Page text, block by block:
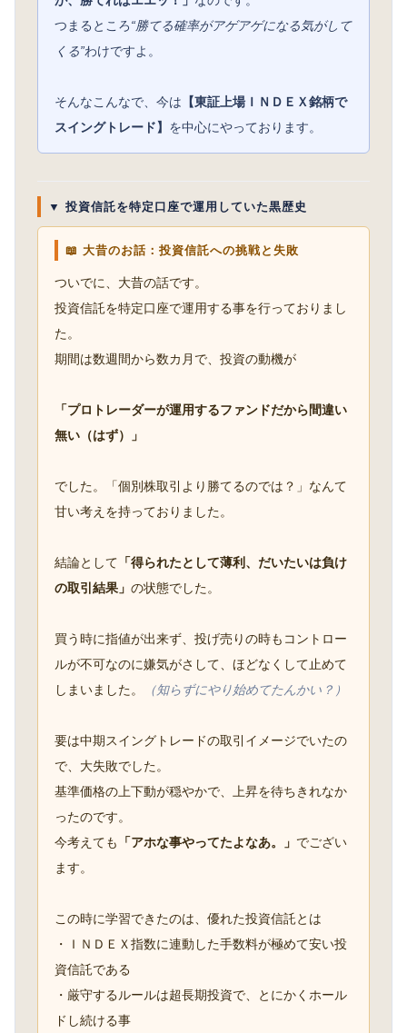
つまるところ“勝てる確率がアゲアゲになる気がして
くる”わけですよ。
そんなこんなで、今は 【東証上場ＩＮＤＥＸ銘柄で
スイングトレード】 を中心にやっております。
▼ 投資信託を特定口座で運用していた黒歴史
📖 大昔のお話：投資信託への挑戦と失敗
ついでに、大昔の話です。
投資信託を特定口座で運用する事を行っておりまし
た。
期間は数週間から数カ月で、投資の動機が
「プロトレーダーが運用するファンドだから間違い
無い（はず）」
でした。「個別株取引より勝てるのでは？」なんて
甘い考えを持っておりました。
結論として 「得られたとして薄利、だいたいは負け
の取引結果」 の状態でした。
買う時に指値が出来ず、投げ売りの時もコントロー
ルが不可なのに嫌気がさして、ほどなくして止めて
しまいました。
（知らずにやり始めてたんかい？）
要は中期スイングトレードの取引イメージでいたの
で、大失敗でした。
基準価格の上下動が穏やかで、上昇を待ちきれなか
ったのです。
今考えても
「アホな事やってたよなあ。」 でござい
ます。
この時に学習できたのは、優れた投資信託とは
・ＩＮＤＥＸ指数に連動した手数料が極めて安い投
資信託である
・厳守するルールは超長期投資で、とにかくホール
ドし続ける事